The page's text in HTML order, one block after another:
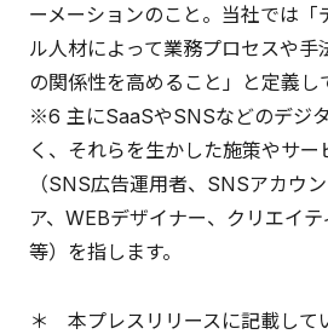
ーメーションのこと。当社では「
ル人材によって業務プロセスや手
の関係性を高めること」と定義し
※6 主にSaaSやSNSなどのデジ
く、それらを生かした施策やサ
（SNS広告運用者、SNSアカウ
ア、WEBデザイナー、クリエイ
等）を指します。
＊ 本プレスリリースに記載して